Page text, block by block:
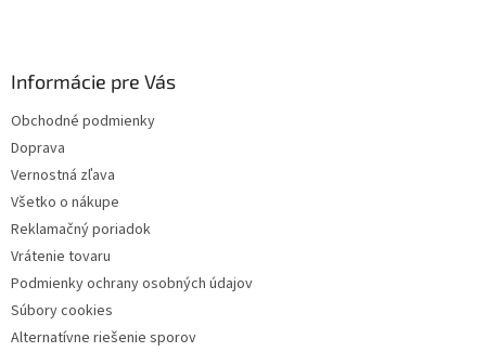
Informácie pre Vás
Obchodné podmienky
Doprava
Vernostná zľava
Všetko o nákupe
Reklamačný poriadok
Vrátenie tovaru
Podmienky ochrany osobných údajov
Súbory cookies
Alternatívne riešenie sporov